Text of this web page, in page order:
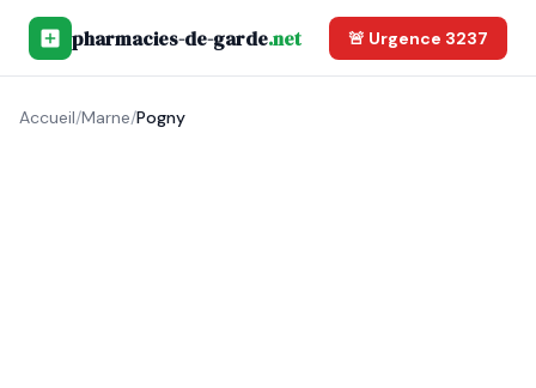
pharmacies-de-garde.net 🚨 Urgence 3237
Accueil/Marne/Pogny